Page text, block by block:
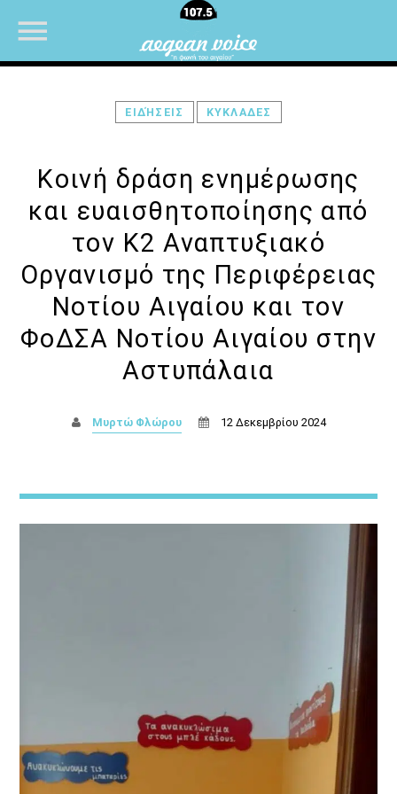
UPCOMING SHOWS
ΕΙΔΉΣΕΙΣ ΚΥΚΛΑΔΕΣ
Κοινή δράση ενημέρωσης
και ευαισθητοποίησης από
τον Κ2 Αναπτυξιακό
Οργανισμό της Περιφέρειας
Νοτίου Αιγαίου και τον
ΦοΔΣΑ Νοτίου Αιγαίου στην
Αστυπάλαια
Μυρτώ Φλώρου 12 Δεκεμβρίου 2024